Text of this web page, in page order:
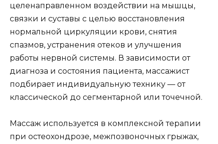
целенаправленном воздействии на мышцы,
связки и суставы с целью восстановления
нормальной циркуляции крови, снятия
спазмов, устранения отеков и улучшения
работы нервной системы. В зависимости от
диагноза и состояния пациента, массажист
подбирает индивидуальную технику — от
классической до сегментарной или точечной.
Массаж используется в комплексной терапии
при остеохондрозе, межпозвоночных грыжах,